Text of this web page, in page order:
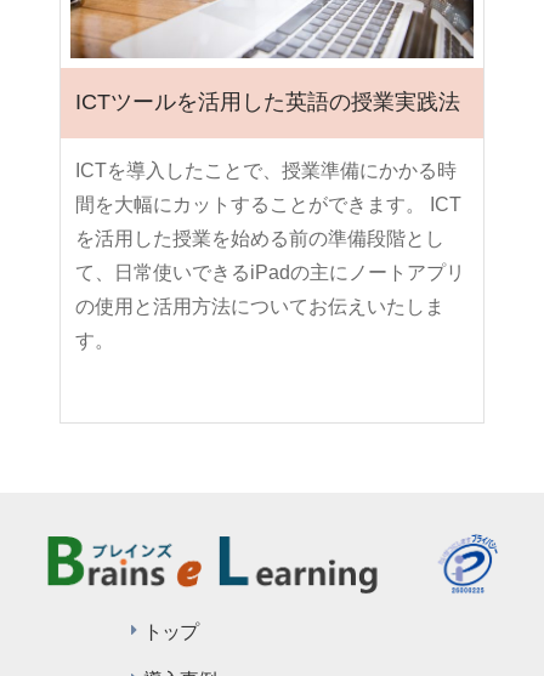
ICTツールを活用した英語の授業実践法
ICTを導入したことで、授業準備にかかる時
間を大幅にカットすることができます。 ICT
を活用した授業を始める前の準備段階とし
て、日常使いできるiPadの主にノートアプリ
の使用と活用方法についてお伝えいたしま
す。
トップ